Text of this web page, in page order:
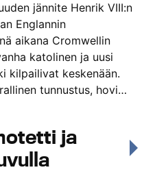
jännite Henrik VIII:n
Englannin
aikana Cromwellin
katolinen ja uusi
kilpailivat keskenään.
tunnustus, hovi…
ja